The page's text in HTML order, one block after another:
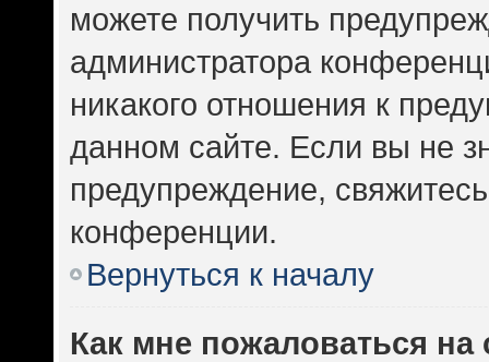
можете получить
администратора
никакого отношения к
данном сайте. Если вы не
предупреждение,
конференции.
Вернуться к началу
Как мне пожаловаться